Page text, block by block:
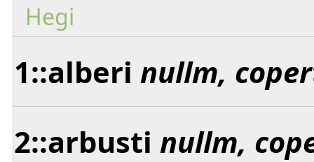
Hegi
1::alberi nullm,
2::arbusti nullm,